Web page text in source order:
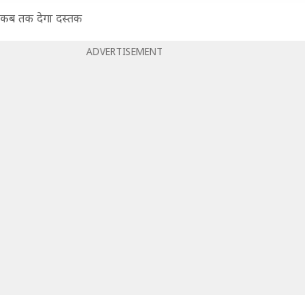
तक देगा दस्तक
ADVERTISEMENT